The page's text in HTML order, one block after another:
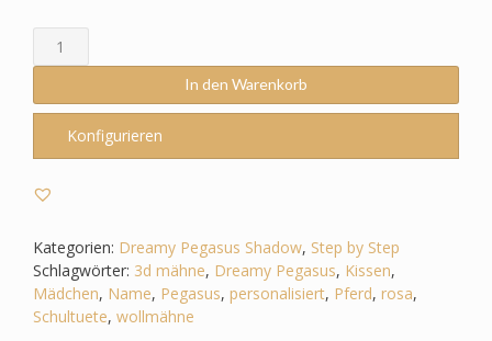
Schultüte
passend
StepbyStep-
Dreamy
Pegasus
–
3D
Mähne,Wollmähne_Pegasus
Menge
In den Warenkorb
Konfigurieren
Kategorien: Dreamy Pegasus Shadow, Step by Step
Schlagwörter: 3d mähne, Dreamy Pegasus, Kissen,
Mädchen, Name, Pegasus, personalisiert, Pferd, rosa,
Schultuete, wollmähne